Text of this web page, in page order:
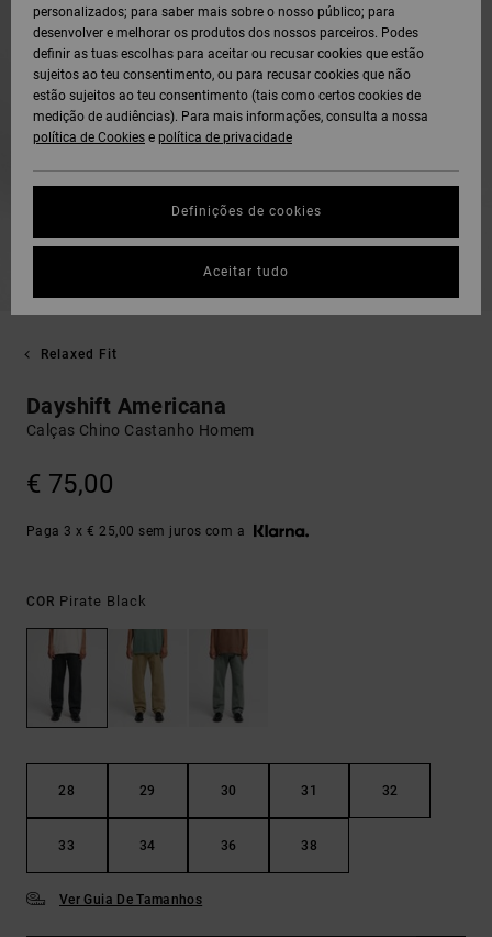
Relaxed Fit
Dayshift Americana
Calças Chino Castanho Homem
€ 75,00
Paga 3 x € 25,00 sem juros com a
COR Pirate Black
28 29 30 31 32
33 34 36 38
Ver Guia De Tamanhos
personalizados; para saber mais sobre o nosso público; para
desenvolver e melhorar os produtos dos nossos parceiros. Podes
definir as tuas escolhas para aceitar ou recusar cookies que estão
sujeitos ao teu consentimento, ou para recusar cookies que não
estão sujeitos ao teu consentimento (tais como certos cookies de
medição de audiências). Para mais informações, consulta a nossa
política de Cookies e política de privacidade
Definições de cookies
Aceitar tudo